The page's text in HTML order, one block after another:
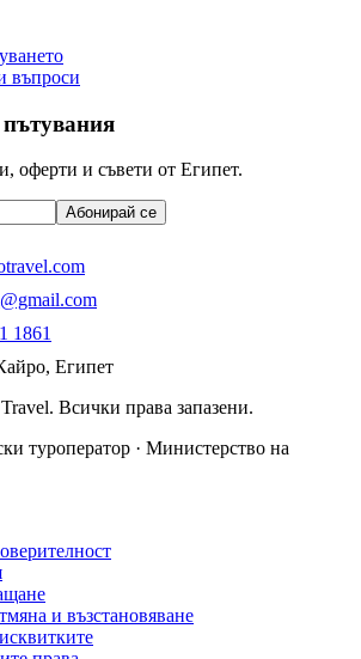
въпроси
оферти и съвети от Египет.
Абонирай се
1861
Египет
. Всички права запазени.
туроператор · Министерство на
и възстановяване